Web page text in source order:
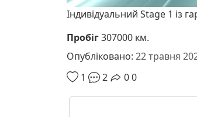
Індивідуальний Stage 1 із
Пробіг307000 км.
Опубліковано: 22 травня
1
2 00